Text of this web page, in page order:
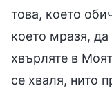
това, което
което мразя, да
хвърляте в
се хваля, нито